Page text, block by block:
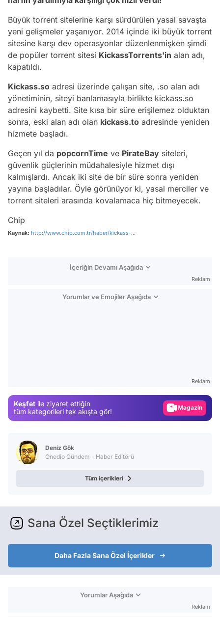
Büyük torrent sitelerine karşı sürdürülen yasal savaşta
yeni gelişmeler yaşanıyor. 2014 içinde iki büyük torrent
sitesine karşı dev operasyonlar düzenlenmişken şimdi
de popüler torrent sitesi KickassTorrents'in alan adı,
kapatıldı.
Kickass.so adresi üzerinde çalışan site, .so alan adı
yönetiminin, siteyi banlamasıyla birlikte kickass.so
adresini kaybetti. Site kısa bir süre erişilemez olduktan
sonra, eski alan adı olan kickass.to adresinde yeniden
hizmete başladı.
Geçen yıl da popcornTime ve PirateBay siteleri,
güvenlik güçlerinin müdahalesiyle hizmet dışı
kalmışlardı. Ancak iki site de bir süre sonra yeniden
yayına başladılar. Öyle görünüyor ki, yasal merciler ve
torrent siteleri arasında kovalamaca hiç bitmeyecek.
Chip
Kaynak: http://www.chip.com.tr/haber/kickass-...
İçeriğin Devamı Aşağıda
Reklam
Yorumlar ve Emojiler Aşağıda
Reklam
Keşfet ile ziyaret ettiğin
tüm kategorileri tek akışta gör!
Magazin
Deniz Gök
Onedio Gündem - Haber Editörü
Tüm içerikleri
Sana Özel Seçtiklerimiz
Daha Fazla Sana Özel İçerikler
Yorumlar Aşağıda
Reklam